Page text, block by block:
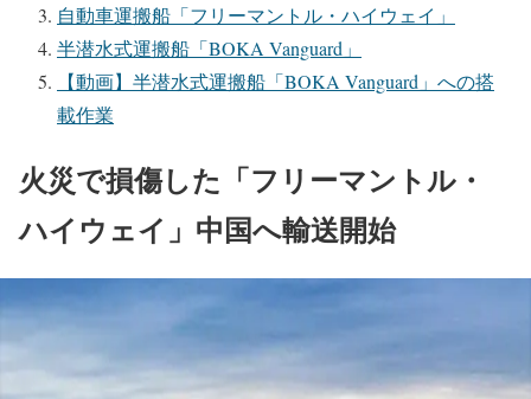
自動車運搬船「フリーマントル・ハイウェイ」
半潜水式運搬船「BOKA Vanguard」
【動画】半潜水式運搬船「BOKA Vanguard」への搭
載作業
火災で損傷した「フリーマントル・
ハイウェイ」中国へ輸送開始